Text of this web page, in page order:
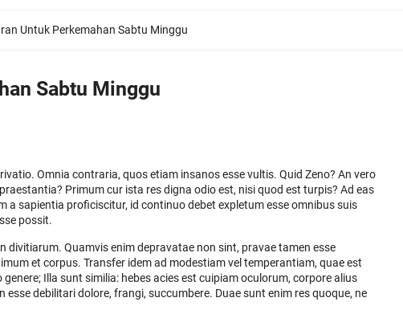
Untuk Perkemahan Sabtu Minggu
Sabtu Minggu
Omnia contraria, quos etiam insanos esse vultis. Quid Zeno? An vero
Primum cur ista res digna odio est, nisi quod est turpis? Ad eas
a sapientia proficiscitur, id continuo debet expletum esse omnibus suis
possit.
divitiarum. Quamvis enim depravatae non sint, pravae tamen esse
et corpus. Transfer idem ad modestiam vel temperantiam, quae est
Illa sunt similia: hebes acies est cuipiam oculorum, corpore alius
debilitari dolore, frangi, succumbere. Duae sunt enim res quoque, ne